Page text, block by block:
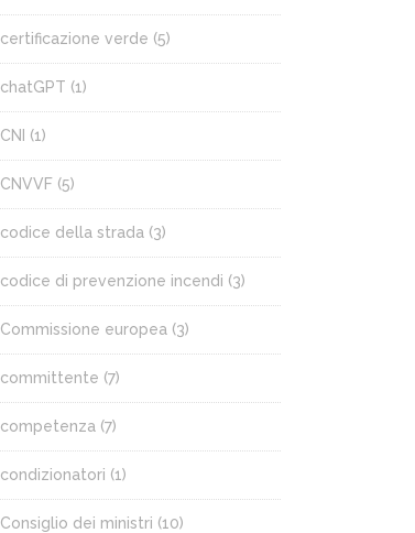
certificazione verde (5)
chatGPT (1)
CNI (1)
CNVVF (5)
codice della strada (3)
codice di prevenzione incendi (3)
Commissione europea (3)
committente (7)
competenza (7)
condizionatori (1)
Consiglio dei ministri (10)